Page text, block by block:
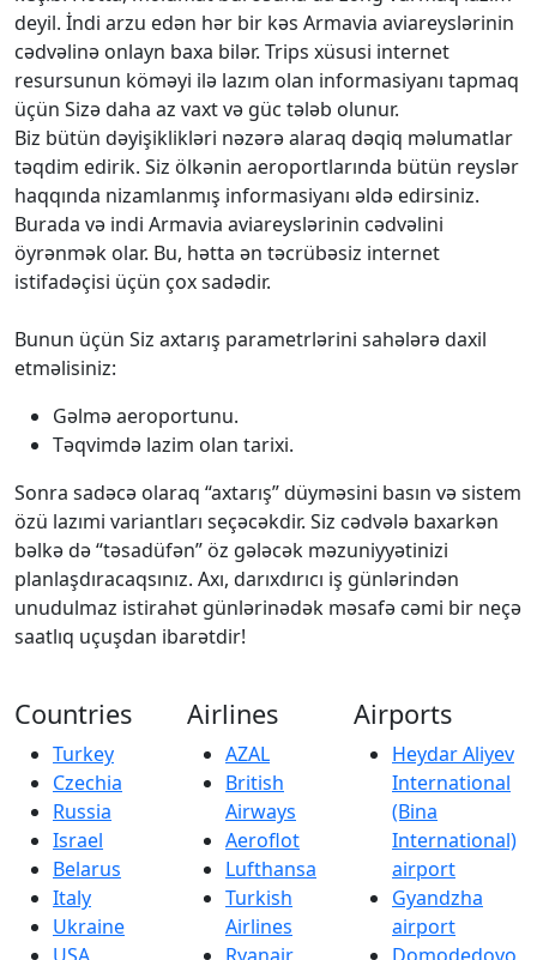
deyil. İndi arzu edən hər bir kəs Armavia aviareyslərinin
cədvəlinə onlayn baxa bilər. Trips xüsusi internet
resursunun köməyi ilə lazım olan informasiyanı tapmaq
üçün Sizə daha az vaxt və güc tələb olunur.
Biz bütün dəyişiklikləri nəzərə alaraq dəqiq məlumatlar
təqdim edirik. Siz ölkənin aeroportlarında bütün reyslər
haqqında nizamlanmış informasiyanı əldə edirsiniz.
Burada və indi Armavia aviareyslərinin cədvəlini
öyrənmək olar. Bu, hətta ən təcrübəsiz internet
istifadəçisi üçün çox sadədir.
Bunun üçün Siz axtarış parametrlərini sahələrə daxil
etməlisiniz:
Gəlmə aeroportunu.
Təqvimdə lazim olan tarixi.
Sonra sadəcə olaraq “axtarış” düyməsini basın və sistem
özü lazımi variantları seçəcəkdir. Siz cədvələ baxarkən
bəlkə də “təsadüfən” öz gələcək məzuniyyətinizi
planlaşdıracaqsınız. Axı, darıxdırıcı iş günlərindən
unudulmaz istirahət günlərinədək məsafə cəmi bir neçə
saatlıq uçuşdan ibarətdir!
Countries
Turkey
Czechia
Russia
Israel
Belarus
Italy
Ukraine
Airlines
AZAL
British
Airways
Aeroflot
Lufthansa
Turkish
Airlines
Airports
Heydar Aliyev
International
(Bina
International)
airport
Gyandzha
airport